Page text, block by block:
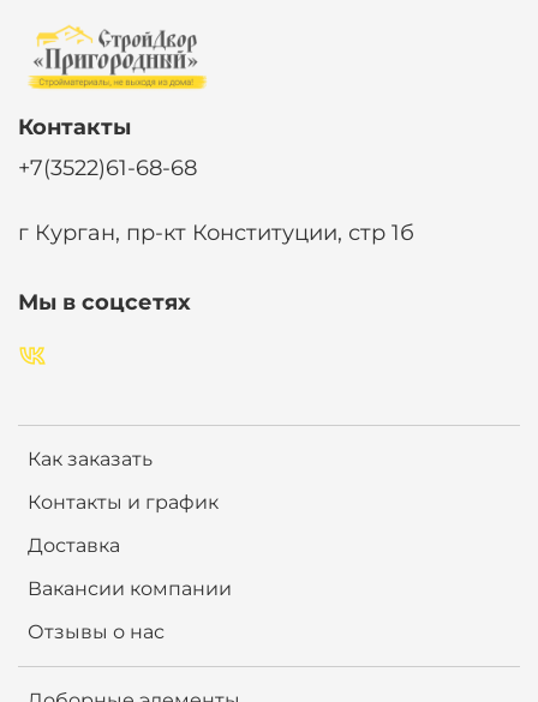
Как заказать
Контакты и график
Доставка
Вакансии компании
Отзывы о нас
Контакты
+7(3522)61-68-68
г Курган, пр-кт Конституции, стр 1б
Мы в соцсетях